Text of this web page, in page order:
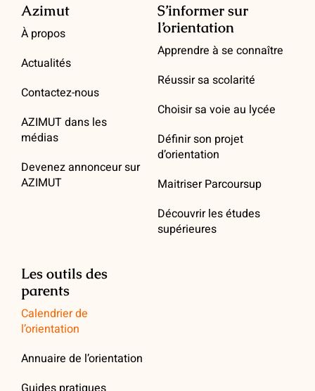
Azimut
À propos
Actualités
Contactez-nous
AZIMUT dans les
médias
Devenez annonceur sur
AZIMUT
S’informer sur
l’orientation
Apprendre à se connaître
Réussir sa scolarité
Choisir sa voie au lycée
Définir son projet
d’orientation
Maitriser Parcoursup
Découvrir les études
supérieures
Les outils des
parents
Calendrier de
l’orientation
Annuaire de l’orientation